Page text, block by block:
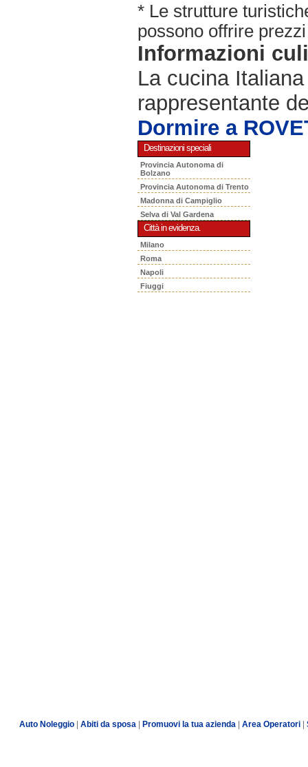
* Le strutture
possono offrire
Informazioni
La cucina
rappresentante
Dormire a
Destinazioni speciali
Provincia Autonoma di
Bolzano
Provincia Autonoma di Trento
Madonna di Campiglio
Selva di Val Gardena
Città in evidenza.
Milano
Roma
Napoli
Fiuggi
Auto Noleggio Abiti da sposa Promuovi la tua azienda Area Operatori